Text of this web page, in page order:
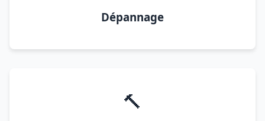
Dépannage
🔨